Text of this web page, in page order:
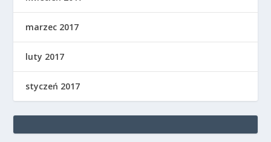
marzec 2017
luty 2017
styczeń 2017